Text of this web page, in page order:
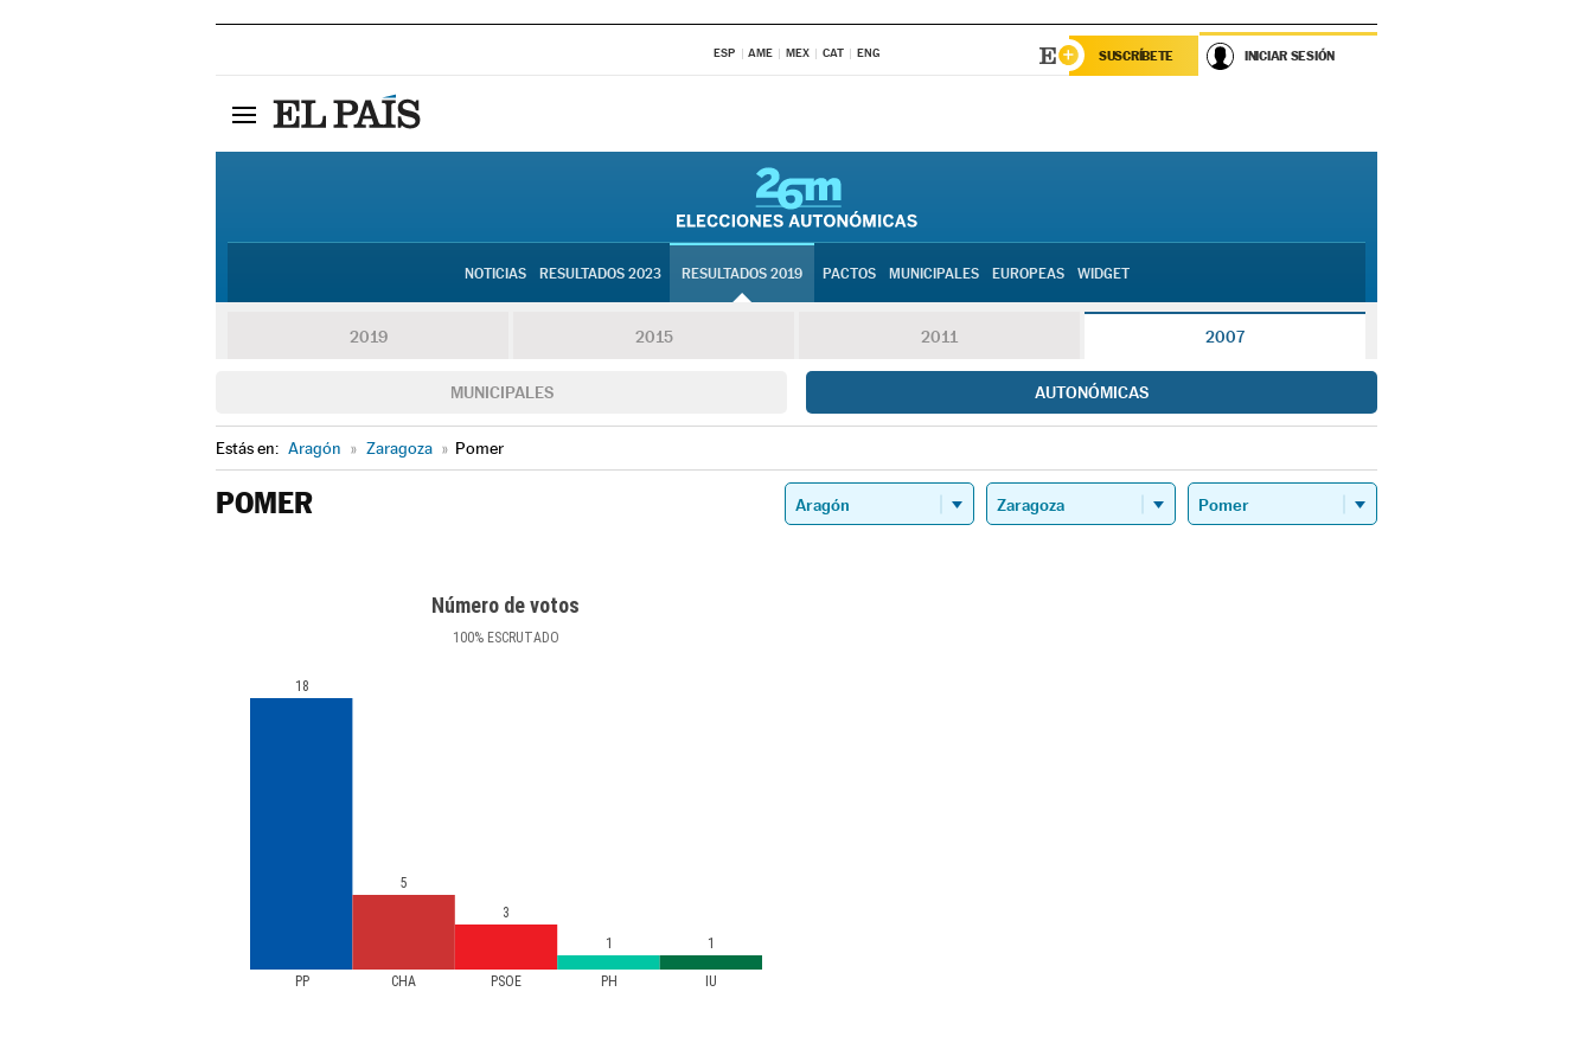
ESP AME MEX CAT ENG SUSCRÍBETE INICIAR SESIÓN
NOTICIAS RESULTADOS 2023 RESULTADOS 2019 PACTOS MUNICIPALES EUROPEAS WIDGET
2019 2015 2011 2007
MUNICIPALES AUTONÓMICAS
Estás en: Aragón » Zaragoza » Pomer
POMER
Número de votos
100%ESCRUTADO
PP CHA PSOE PH IU
18
5
3
1
1